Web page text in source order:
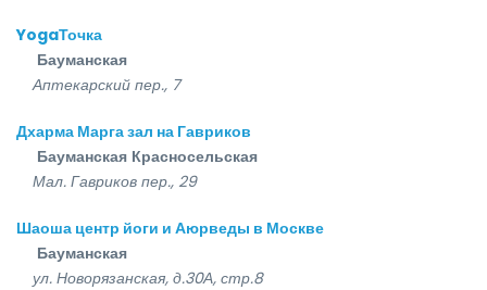
YogaТочка
Бауманская
Аптекарский пер., 7
Дхарма Марга зал на Гавриков
Бауманская Красносельская
Мал. Гавриков пер., 29
Шаоша центр йоги и Аюрведы в Москве
Бауманская
ул. Новорязанская, д.30А, стр.8